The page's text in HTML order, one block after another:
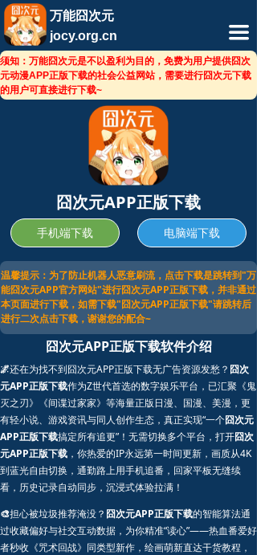
万能囧次元
jocy.org.cn
끀
相关软件
相关文章
温馨提示：为了防止机器人恶意刷流，点击下载是跳转到"万
能囧次元APP官方网站"进行囧次元APP正版下载，并非通过
本页面进行下载，如需下载"囧次元APP正版下载"请跳转后
进行二次点击下载，谢谢您的配合~
手机端下载 电脑端下载
囧次元APP正版下载
须知：万能囧次元是不以盈利为目的，免费为用户提供囧次
元动漫APP正版下载的社会公益网站，需要进行囧次元下载
的用户可直接进行下载~
囧次元APP正版下载软件介绍
🌌还在为找不到囧次元APP正版下载无广告资源发愁？ 囧次
元APP正版下载作为Z世代首选的数字娱乐平台，已汇聚《鬼
灭之刃》《间谍过家家》等海量正版日漫、国漫、美漫，更
有轻小说、游戏资讯与同人创作生态，真正实现“一个囧次元
APP正版下载搞定所有追更”！无需切换多个平台，打开囧次
元APP正版下载 ，你热爱的IP永远第一时间更新，画质从4K
到蓝光自由切换，通勤路上用手机追番，回家平板无缝续
看，历史记录自动同步，沉浸式体验拉满！
🎨担心被垃圾推荐淹没？ 囧次元APP正版下载的智能算法通
过收藏偏好与社交互动数据，为你精准“读心”——热血番爱好
者秒收《咒术回战》同类型新作，绘画萌新直达干货教程，